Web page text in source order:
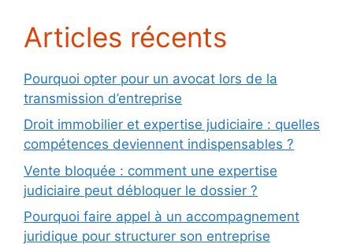
Articles récents
Pourquoi opter pour un avocat lors de la
transmission d’entreprise
Droit immobilier et expertise judiciaire : quelles
compétences deviennent indispensables ?
Vente bloquée : comment une expertise
judiciaire peut débloquer le dossier ?
Pourquoi faire appel à un accompagnement
juridique pour structurer son entreprise